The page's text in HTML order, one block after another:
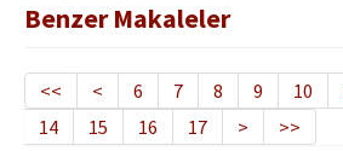
Yayın Politikası
Dergi Kurulları
Benzer Makaleler
<< < 6 7 8 9 10
14
15 16 17 > >>